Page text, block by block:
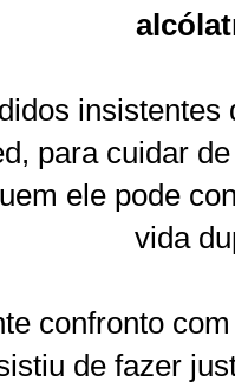
para cuidar
ele pode
vida
confronto
de fazer